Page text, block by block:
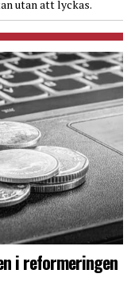
utan att lyckas.
i reformeringen